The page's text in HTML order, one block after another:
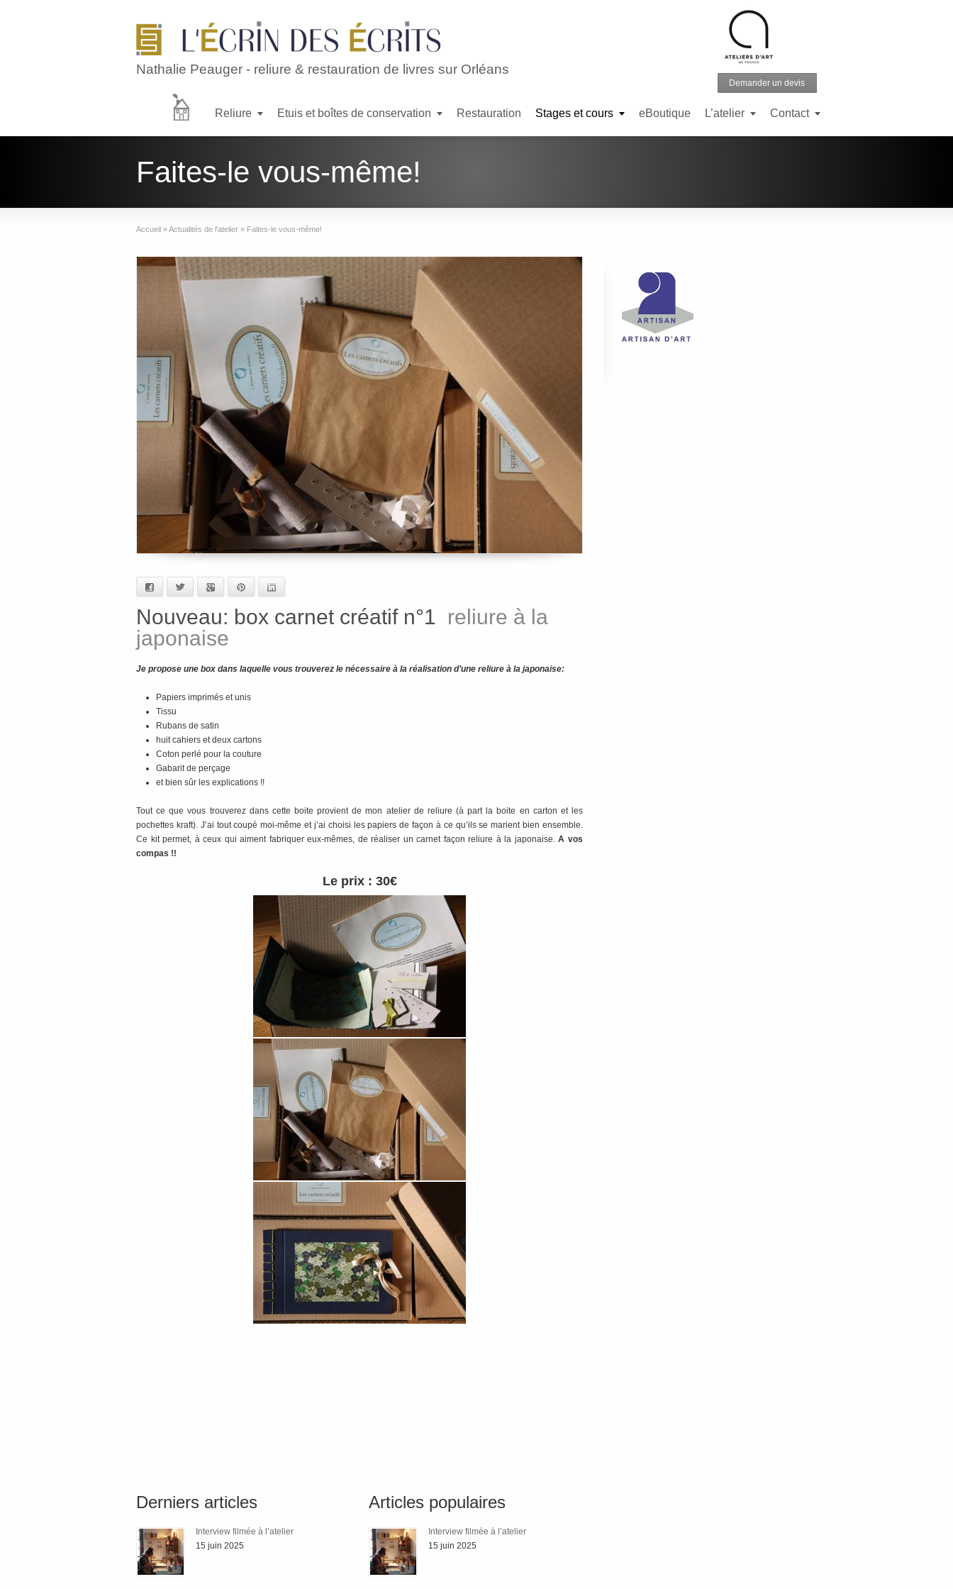
Nathalie Peauger - reliure & restauration de livres sur Orléans
Demander un devis
Reliure Etuis et boîtes de conservation Restauration Stages et cours eBoutique L’atelier Contact
Faites-le vous-même!
Accueil »Actualités de l'atelier » Faites-le vous-même!
Facebook Twitter Google+ Pinterest
Nouveau: box carnet créatif n°1 reliure à la
japonaise
Je propose une box dans laquelle vous trouverez le nécessaire à la réalisation d’une reliure à la japonaise:
Papiers imprimés et unis
Tissu
Rubans de satin
huit cahiers et deux cartons
Coton perlé pour la couture
Gabarit de perçage
et bien sûr les explications !!
Tout ce que vous trouverez dans cette boite provient de mon atelier de reliure (à part la boite en carton et les
pochettes kraft). J’ai tout coupé moi-même et j’ai choisi les papiers de façon à ce qu’ils se marient bien ensemble.
Ce kit permet, à ceux qui aiment fabriquer eux-mêmes, de réaliser un carnet façon reliure à la japonaise.A vos
compas !!
Le prix : 30€
Derniers articles
Interview filmée à l’atelier
15 juin 2025
Articles populaires
Interview filmée à l’atelier
15 juin 2025